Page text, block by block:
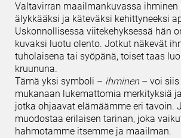
Valtavirran maailmankuvassa ihminen
älykkääksi ja käteväksi kehittyneeksi
Uskonnollisessa viitekehyksessä hän
kuvaksi luotu olento. Jotkut näkevät
tuholaisena tai syöpänä, toiset taas
kruununa.
Tämä yksi symboli – ihminen– voi siis
mukanaan lukemattomia merkityksiä
jotka ohjaavat elämäämme eri tavoin.
muodostaa erilaisen tarinan, joka
hahmotamme itsemme ja maailman.